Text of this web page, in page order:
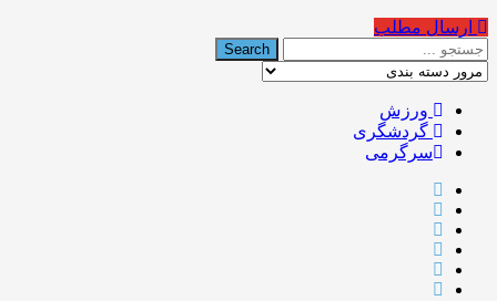
ارسال مطلب
ورزش
گردشگری
سرگرمی